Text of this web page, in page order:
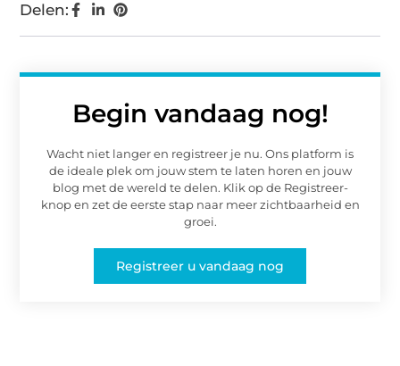
Begin vandaag nog!
Wacht niet langer en registreer je nu. Ons platform is
de ideale plek om jouw stem te laten horen en jouw
blog met de wereld te delen. Klik op de Registreer-
knop en zet de eerste stap naar meer zichtbaarheid en
groei.
Registreer u vandaag nog
Delen: